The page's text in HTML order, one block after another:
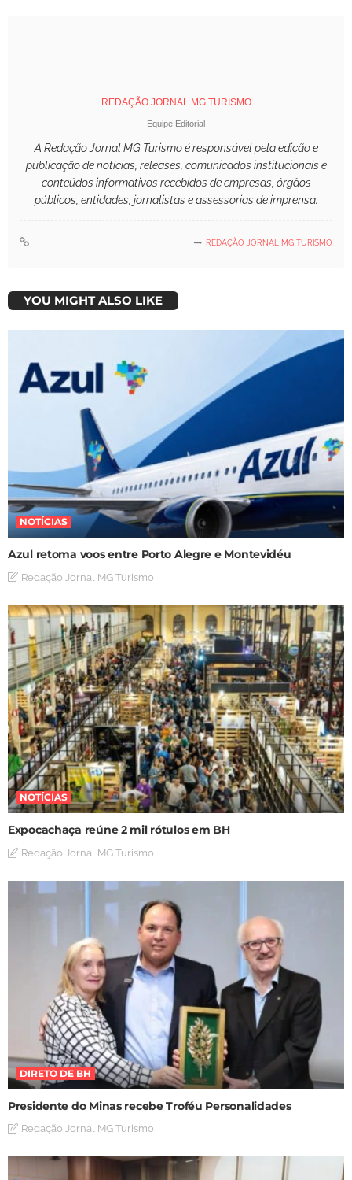
REDAÇÃO JORNAL MG TURISMO
Equipe Editorial
A Redação Jornal MG Turismo é responsável pela edição e
publicação de notícias, releases, comunicados institucionais e
conteúdos informativos recebidos de empresas, órgãos
públicos, entidades, jornalistas e assessorias de imprensa.
REDAÇÃO JORNAL MG TURISMO
YOU MIGHT ALSO LIKE
NOTÍCIAS
Azul retoma voos entre Porto Alegre e Montevidéu
Redação Jornal MG Turismo
NOTÍCIAS
Expocachaça reúne 2 mil rótulos em BH
Redação Jornal MG Turismo
DIRETO DE BH
Presidente do Minas recebe Troféu Personalidades
Redação Jornal MG Turismo